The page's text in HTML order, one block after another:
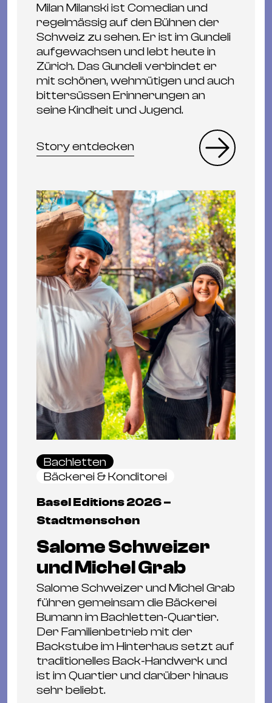
Milan Milanski ist Comedian und
regelmässig auf den Bühnen der
Schweiz zu sehen. Er ist im Gundeli
aufgewachsen und lebt heute in
Zürich. Das Gundeli verbindet er
mit schönen, wehmütigen und auch
bittersüssen Erinnerungen an
seine Kindheit und Jugend.
Story entdecken
Bachletten
Bäckerei & Konditorei
Basel Editions 2026 –
Stadtmenschen
Salome Schweizer
und Michel Grab
Salome Schweizer und Michel Grab
führen gemeinsam die Bäckerei
Bumann im Bachletten-Quartier.
Der Familienbetrieb mit der
Backstube im Hinterhaus setzt auf
traditionelles Back-Handwerk und
ist im Quartier und darüber hinaus
sehr beliebt.